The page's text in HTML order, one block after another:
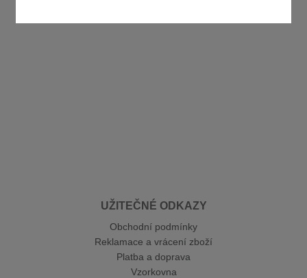
UŽITEČNÉ ODKAZY
Obchodní podmínky
Reklamace a vrácení zboží
Platba a doprava
Vzorkovna